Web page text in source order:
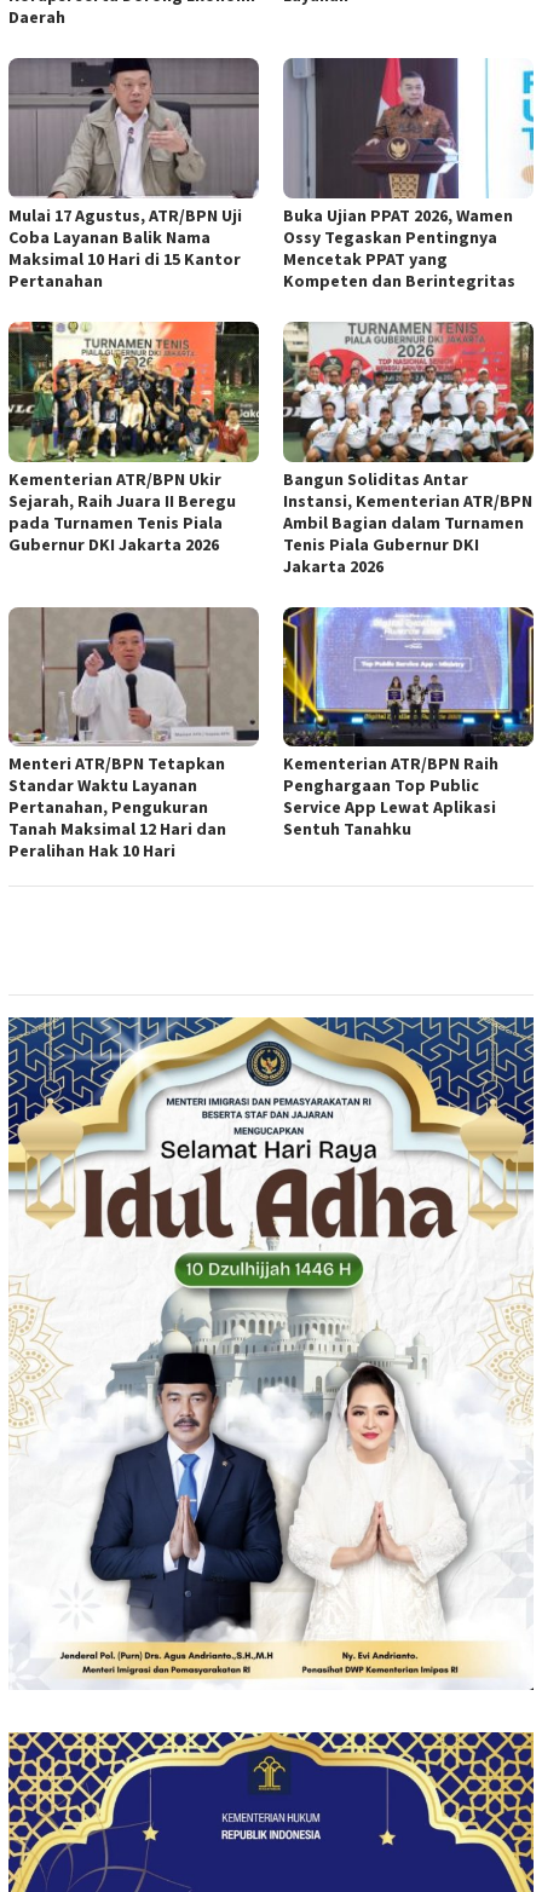
Daerah
Mulai 17 Agustus, ATR/BPN Uji
Coba Layanan Balik Nama
Maksimal 10 Hari di 15 Kantor
Pertanahan
Buka Ujian PPAT 2026, Wamen
Ossy Tegaskan Pentingnya
Mencetak PPAT yang
Kompeten dan Berintegritas
Kementerian ATR/BPN Ukir
Sejarah, Raih Juara II Beregu
pada Turnamen Tenis Piala
Gubernur DKI Jakarta 2026
Bangun Soliditas Antar
Instansi, Kementerian ATR/BPN
Ambil Bagian dalam Turnamen
Tenis Piala Gubernur DKI
Jakarta 2026
Menteri ATR/BPN Tetapkan
Standar Waktu Layanan
Pertanahan, Pengukuran
Tanah Maksimal 12 Hari dan
Peralihan Hak 10 Hari
Kementerian ATR/BPN Raih
Penghargaan Top Public
Service App Lewat Aplikasi
Sentuh Tanahku